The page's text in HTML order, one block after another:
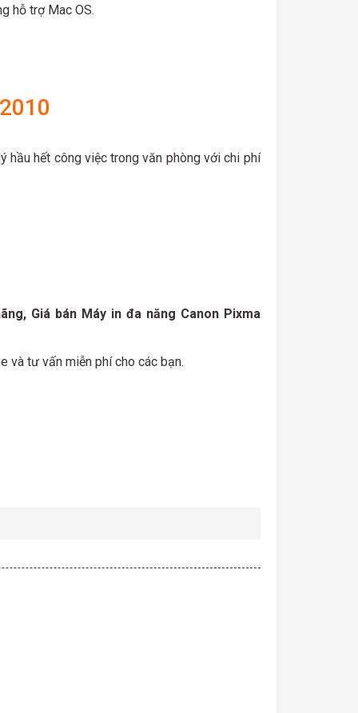
hỗ trợ Mac OS.
hầu hết công việc trong văn phòng với chi phí
Giá bán Máy in đa năng Canon Pixma
và tư vấn miễn phí cho các bạn.